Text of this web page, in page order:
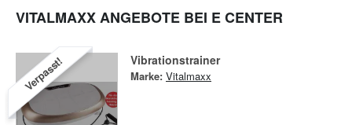
VITALMAXX ANGEBOTE BEI E CENTER
Verpasst! Vibrationstrainer
Marke: Vitalmaxx